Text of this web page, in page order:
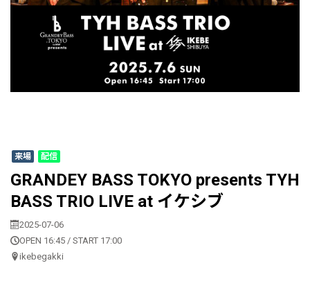
来場 配信
GRANDEY BASS TOKYO presents TYH
BASS TRIO LIVE at イケシブ
2025-07-06
OPEN 16:45 / START 17:00
ikebegakki